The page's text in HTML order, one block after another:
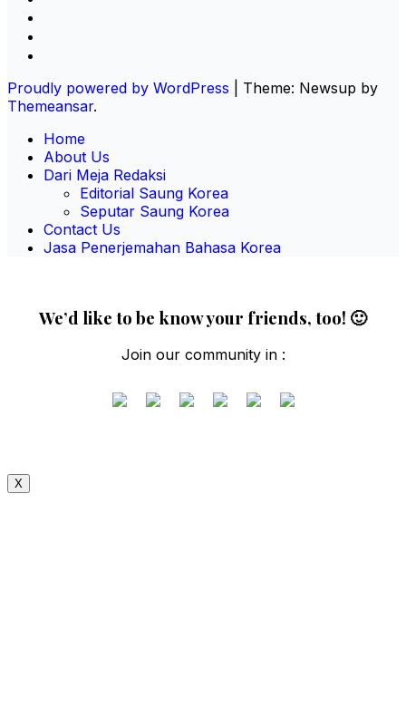
Proudly powered by WordPress
Theme: Newsup by
Themeansar.
Home
About Us
Dari Meja Redaksi
Editorial Saung Korea
Seputar Saung Korea
Contact Us
Jasa Penerjemahan Bahasa Korea
We’d like to be know your friends, too! 🙂
Join our community in :
X